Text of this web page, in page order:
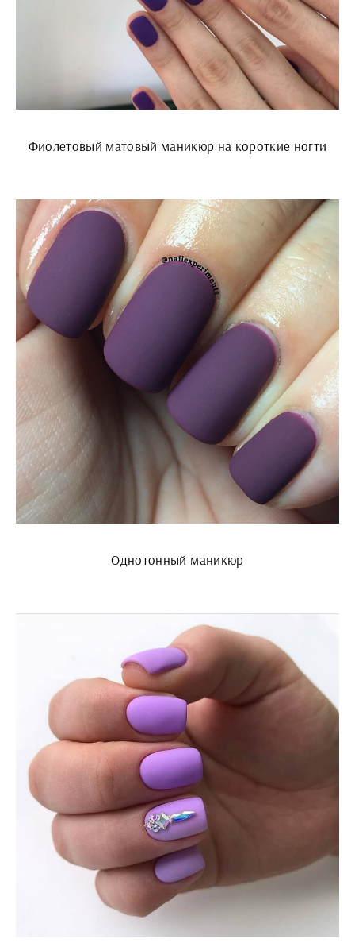
Фиолетовый матовый маникюр на короткие ногти
Однотонный маникюр